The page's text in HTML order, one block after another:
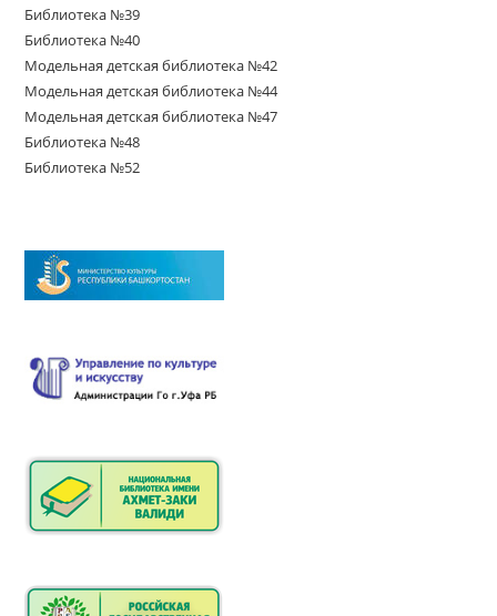
Библиотека №39
Библиотека №40
Модельная детская библиотека №42
Модельная детская библиотека №44
Модельная детская библиотека №47
Библиотека №48
Библиотека №52